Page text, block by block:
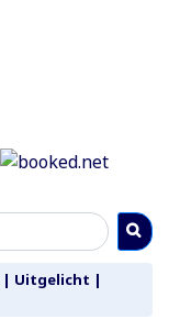
| Uitgelicht |